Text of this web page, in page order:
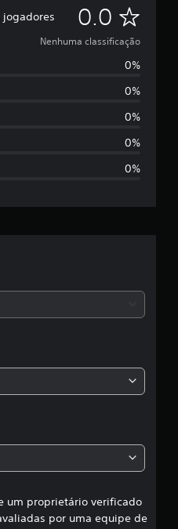
0.0 N
e
n
h
m
i
f
c
a
ç
Nenhuma classificação
0%
0%
0%
0%
0%
um proprietário verificado
por uma equipe de